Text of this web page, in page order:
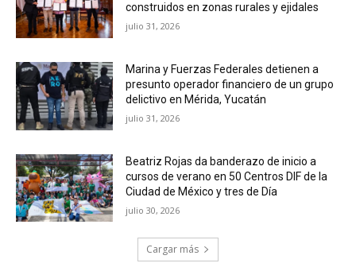
construidos en zonas rurales y ejidales
julio 31, 2026
Marina y Fuerzas Federales detienen a
presunto operador financiero de un grupo
delictivo en Mérida, Yucatán
julio 31, 2026
Beatriz Rojas da banderazo de inicio a
cursos de verano en 50 Centros DIF de la
Ciudad de México y tres de Día
julio 30, 2026
Cargar más